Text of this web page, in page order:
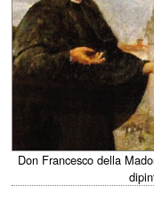
Don Francesco della